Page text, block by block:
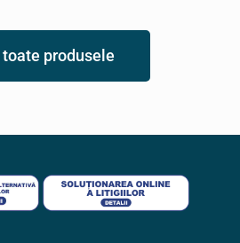
produsele